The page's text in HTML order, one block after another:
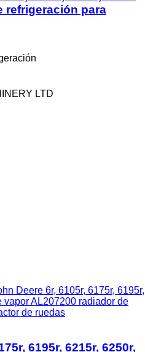
refrigeración para
LTD
Deere 6r, 6105r, 6175r, 6195r,
vapor AL207200 radiador de
de ruedas
6195r, 6215r, 6250r,